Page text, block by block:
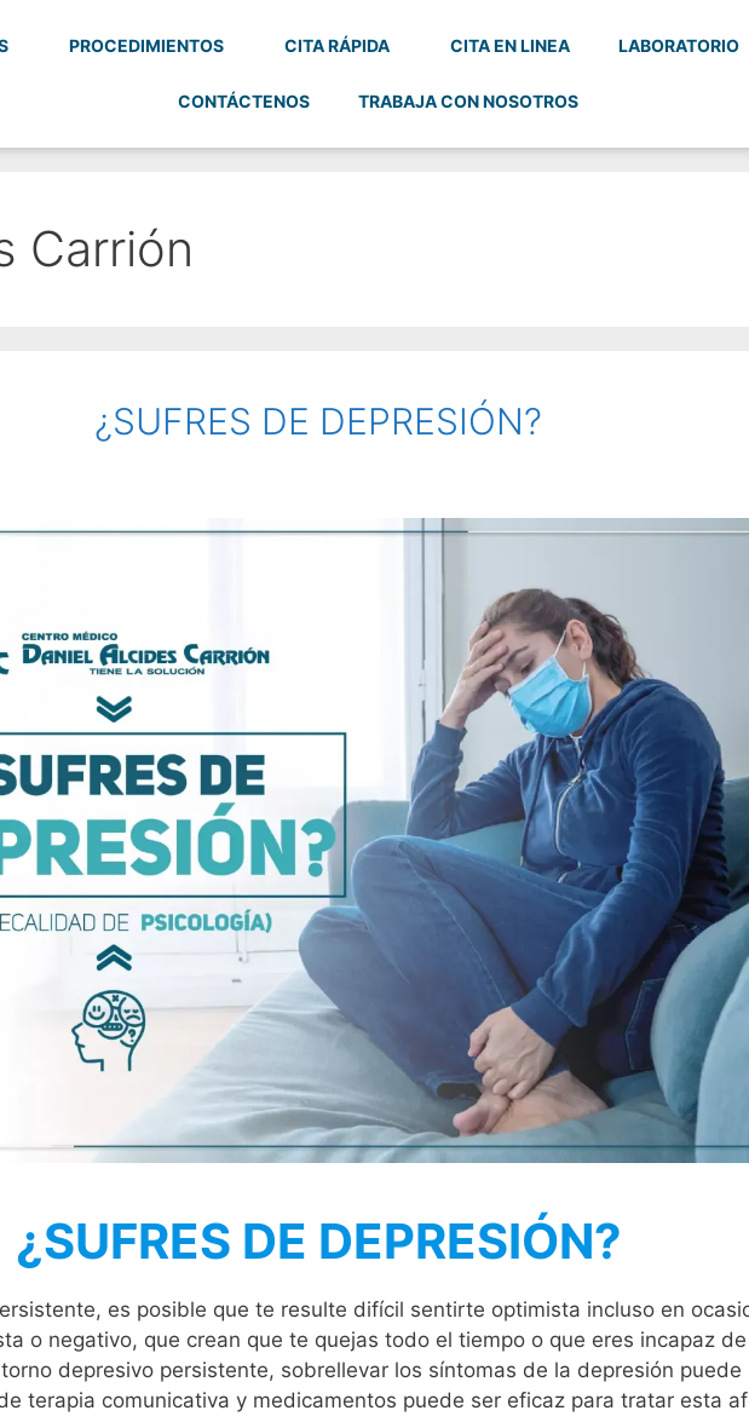
PROCEDIMIENTOS CITA RÁPIDA CITA EN LINEA LABORATORIO
CONTÁCTENOS TRABAJA CON NOSOTROS
Carrión
¿SUFRES DE DEPRESIÓN?
¿SUFRES DE DEPRESIÓN?
es posible que te resulte difícil sentirte optimista incluso en
o negativo, que crean que te quejas todo el tiempo o que eres incapaz
depresivo persistente, sobrellevar los síntomas de la depresión
terapia comunicativa y medicamentos puede ser eficaz para tratar esta